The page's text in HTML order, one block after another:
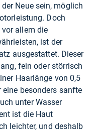
Neue sein, möglich
Doch
allem die
ist der
ausgestattet. Dieser
fein oder störrisch
Haarlänge von 0,5
besonders sanfte
unter Wasser
ist die Haut
leichter, und deshalb